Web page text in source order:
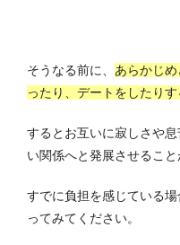
そうなる前に、 あらかじ
ったり、デートをしたり
するとお互いに寂しさや
い関係へと発展させること
すでに負担を感じている
ってみてください。